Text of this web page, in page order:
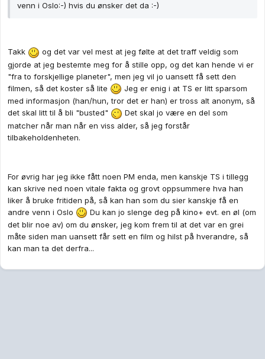
venn i Oslo:-) hvis du ønsker det da :-)
Takk
og det var vel mest at jeg følte at det traff veldig som
gjorde at jeg bestemte meg for å stille opp, og det kan hende vi er
"fra to forskjellige planeter", men jeg vil jo uansett få sett den
filmen, så det koster så lite
Jeg er enig i at TS er litt sparsom
med informasjon (han/hun, tror det er han) er tross alt anonym, så
det skal litt til å bli "busted"
Det skal jo være en del som
matcher når man når en viss alder, så jeg forstår
tilbakeholdenheten.
For øvrig har jeg ikke fått noen PM enda, men kanskje TS i tillegg
kan skrive ned noen vitale fakta og grovt oppsummere hva han
liker å bruke fritiden på, så kan han som du sier kanskje få en
andre venn i Oslo
Du kan jo slenge deg på kino+ evt. en øl (om
det blir noe av) om du ønsker, jeg kom frem til at det var en grei
måte siden man uansett får sett en film og hilst på hverandre, så
kan man ta det derfra...